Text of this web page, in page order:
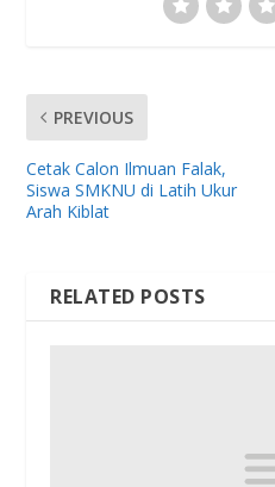
PREVIOUS
Cetak Calon Ilmuan Falak,
Siswa SMKNU di Latih Ukur
Arah Kiblat
RELATED POSTS